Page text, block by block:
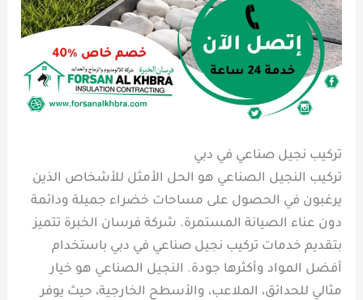
تركيب نجيل صناعي في دبي
تركيب النجيل الصناعي هو الحل الأمثل للأشخاص الذين
يرغبون في الحصول على مساحات خضراء جميلة ودائمة
دون عناء الصيانة المستمرة. شركة فرسان الخبرة تتميز
بتقديم خدمات تركيب نجيل صناعي في دبي باستخدام
أفضل المواد وأكثرها جودة. النجيل الصناعي هو خيار
مثالي للحدائق، الملاعب، والأسطح الخارجية، حيث يوفر